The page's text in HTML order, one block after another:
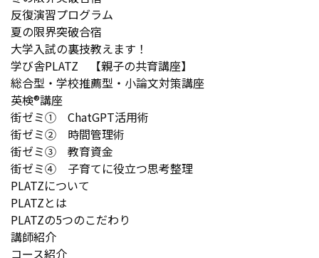
反復演習プログラム
夏の限界突破合宿
大学入試の裏技教えます！
学び舎PLATZ 【親子の共育講座】
総合型・学校推薦型・小論文対策講座
英検®講座
街ゼミ① ChatGPT活用術
街ゼミ② 時間管理術
街ゼミ③ 教育資金
街ゼミ④ 子育てに役立つ思考整理
PLATZについて
PLATZとは
PLATZの5つのこだわり
講師紹介
コース紹介